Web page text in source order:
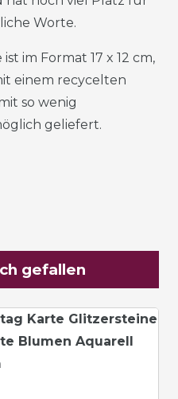
Worte.
im Format 17 x 12 cm,
einem recycelten
so wenig
geliefert.
gefallen
Karte Glitzersteine
Blumen Aquarell